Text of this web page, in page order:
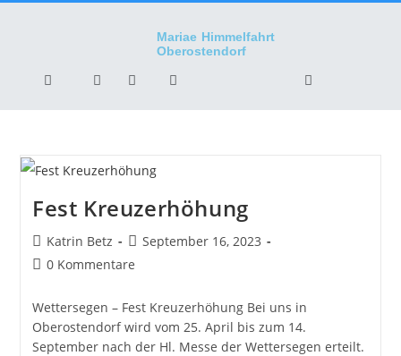
Mariae Himmelfahrt
Oberostendorf
Fest Kreuzerhöhung
Katrin Betz
September 16, 2023
0 Kommentare
Wettersegen – Fest Kreuzerhöhung Bei uns in
Oberostendorf wird vom 25. April bis zum 14.
September nach der Hl. Messe der Wettersegen erteilt.